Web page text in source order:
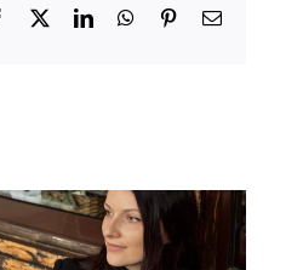
Facebook
X LinkedInWhatsApp
PinterestEmail